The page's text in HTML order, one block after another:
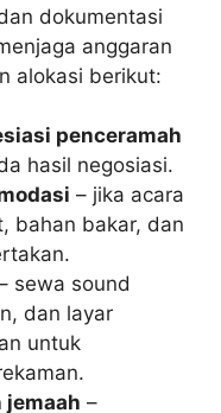
dokumentasi
anggaran
alokasi berikut:
penceramah
hasil negosiasi.
– jika acara
bahan bakar, dan
sewa sound
dan layar
untuk
jemaah –